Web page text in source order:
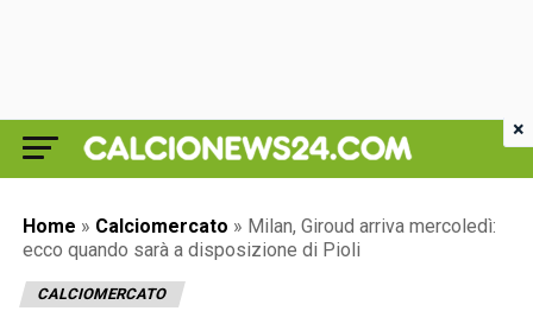
Home » Calciomercato » Milan, Giroud arriva mercoledì:
ecco quando sarà a disposizione di Pioli
CALCIOMERCATO
×